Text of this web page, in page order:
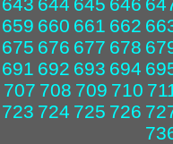
659 660 661 662
675 676 677 678
691 692 693 694
707 708 709 710
723 724 725 726